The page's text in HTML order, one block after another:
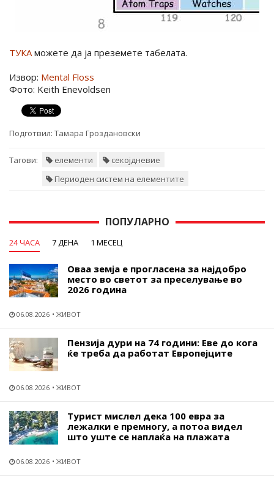
ТУКА можете да ја преземете табелата.
Извор: Mental Floss
Фото: Keith Enevoldsen
Подготвил: Тамара Гроздановски
Тагови: елементи
секојдневие
Периоден систем на елементите
ПОПУЛАРНО
24 ЧАСА 7 ДЕНА 1 МЕСЕЦ
Оваа земја е прогласена за најдобро
место во светот за преселување во
2026 година
06.08.2026 ЖИВОТ
Пензија дури на 74 години: Еве до кога
ќе треба да работат Европејците
06.08.2026 ЖИВОТ
Турист мислел дека 100 евра за
лежалки е премногу, а потоа видел
што уште се наплаќа на плажата
06.08.2026 ЖИВОТ